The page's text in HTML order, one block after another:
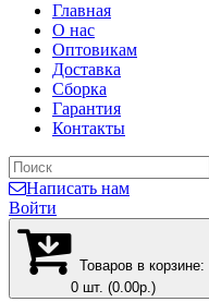
Главная
О нас
Оптовикам
Доставка
Сборка
Гарантия
Контакты
Написать нам
Войти
Товаров в корзине:
0 шт. (0.00р.)